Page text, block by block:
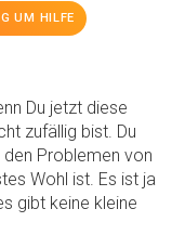
UM HILFE
Du jetzt diese
zufällig bist. Du
Problemen von
Wohl ist. Es ist ja
gibt keine kleine